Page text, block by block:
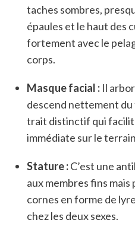
taches sombres,
épaules et le haut des
fortement avec le
corps.
Masque facial : Il
descend nettement du
trait distinctif qui
immédiate sur le
Stature :C’est une
aux membres fins
cornes en forme de
chez les deux sexes.